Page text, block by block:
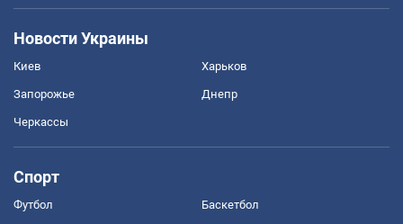
Новости Украины
Киев Харьков
Запорожье Днепр
Черкассы
Спорт
Футбол Баскетбол